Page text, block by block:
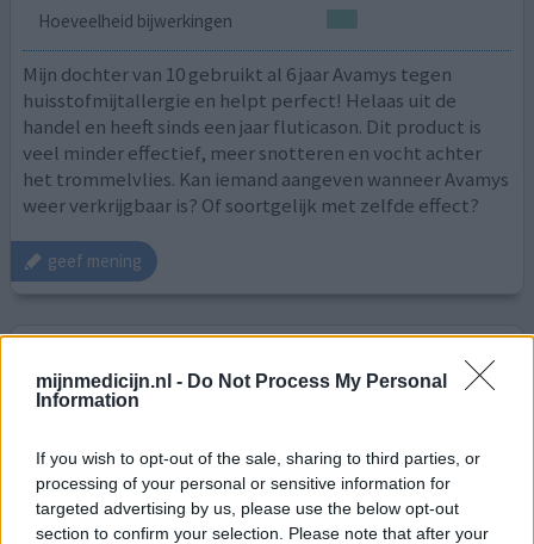
mijnmedicijn.nl - Do Not Process My Personal
Information
If you wish to opt-out of the sale, sharing to third parties, or
processing of your personal or sensitive information for
targeted advertising by us, please use the below opt-out
section to confirm your selection. Please note that after your
Hoeveelheid bijwerkingen
Mijn dochter van 10 gebruikt al 6 jaar Avamys tegen
huisstofmijtallergie en helpt perfect! Helaas uit de
handel en heeft sinds een jaar fluticason. Dit product is
veel minder effectief, meer snotteren en vocht achter
het trommelvlies. Kan iemand aangeven wanneer Avamys
weer verkrijgbaar is? Of soortgelijk met zelfde effect?
geef mening
27-02-2024 | Vrouw | 46
fluticason
Effectiviteit
Hoeveelheid bijwerkingen